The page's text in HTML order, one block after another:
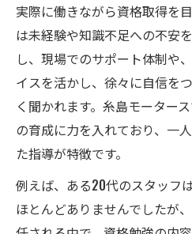
実際に働きながら資格取得を
は未経験や知識不足への不安
し、現場でのサポート体制や
イスを活かし、徐々に自信を
く聞かれます。糸島モーター
の育成に力を入れており、一
た指導が特徴です。
例えば、ある20代のスタッフ
ほとんどありませんでしたが